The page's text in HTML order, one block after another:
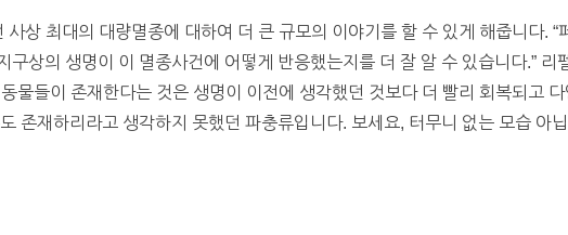
상 최대의 대량멸종에 대하여 더 큰 규모의 이야기를 할 수 있게 해줍니다. “
상의 생명이 이 멸종사건에 어떻게 반응했는지를 더 잘 알 수 있습니다.” 리
물들이 존재한다는 것은 생명이 이전에 생각했던 것보다 더 빨리 회복되고
존재하리라고 생각하지 못했던 파충류입니다. 보세요, 터무니 없는 모습 아